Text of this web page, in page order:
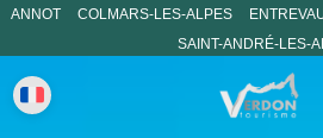
ANNOT COLMARS-LES-ALPES
SAINT-ANDRÉ-LES-